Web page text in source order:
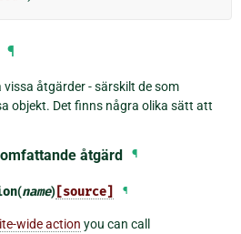
¶
åtgärder - särskilt de som
objekt. Det finns några olika sätt att
åtgärd ¶
(name) [source] ¶
wide action you can call